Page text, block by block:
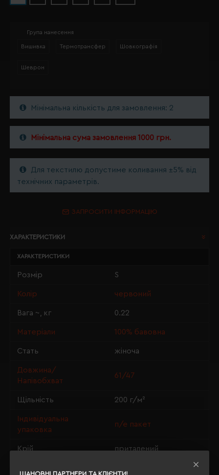
Група нанесення
Вишивка Термотрансфер Шовкографія
Шеврон
Мінімальна кількість для замовлення: 2
Мінімальна сума замовлення 1000 грн.
Для текстилю допустиме коливання ±5% від
технічних параметрів.
ЗАПРОСИТИ ІНФОРМАЦІЮ
ХАРАКТЕРИСТИКИ
ХАРАКТЕРИСТИКИ
Розмір S
Колір червоний
Вага ~, кг 0.22
Матеріали 100% бавовна
Стать жіноча
Довжина/
Напівобхват
61/47
Щільність 200 г/м²
Індивідуальна
упаковка
п/е пакет
Крій приталений
Сертифікація